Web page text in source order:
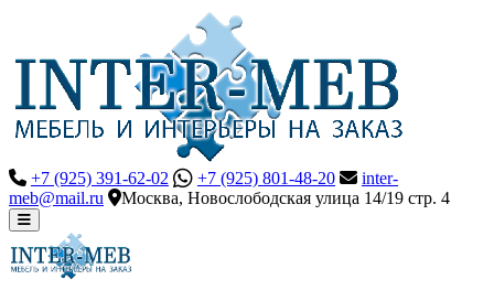
+7 (925) 391-62-02 +7 (925) 801-48-20
inter-
meb@mail.ru
Москва, Новослободская улица 14/19 стр. 4